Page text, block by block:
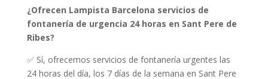
¿Ofrecen Lampista Barcelona servicios de
fontanería de urgencia 24 horas en Sant Pere de
Ribes?
✅ Sí, ofrecemos servicios de fontanería urgentes las
24 horas del día, los 7 días de la semana en Sant Pere